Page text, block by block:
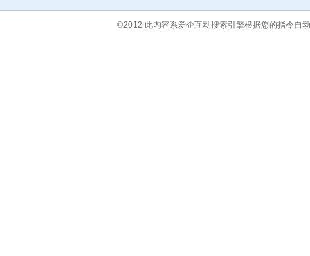
©2012 此内容系爱企互动搜索引擎根据您的指令自